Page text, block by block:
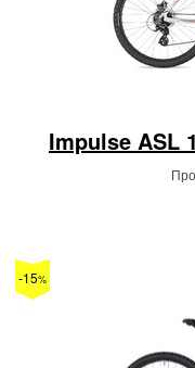
Impulse ASL
-15%